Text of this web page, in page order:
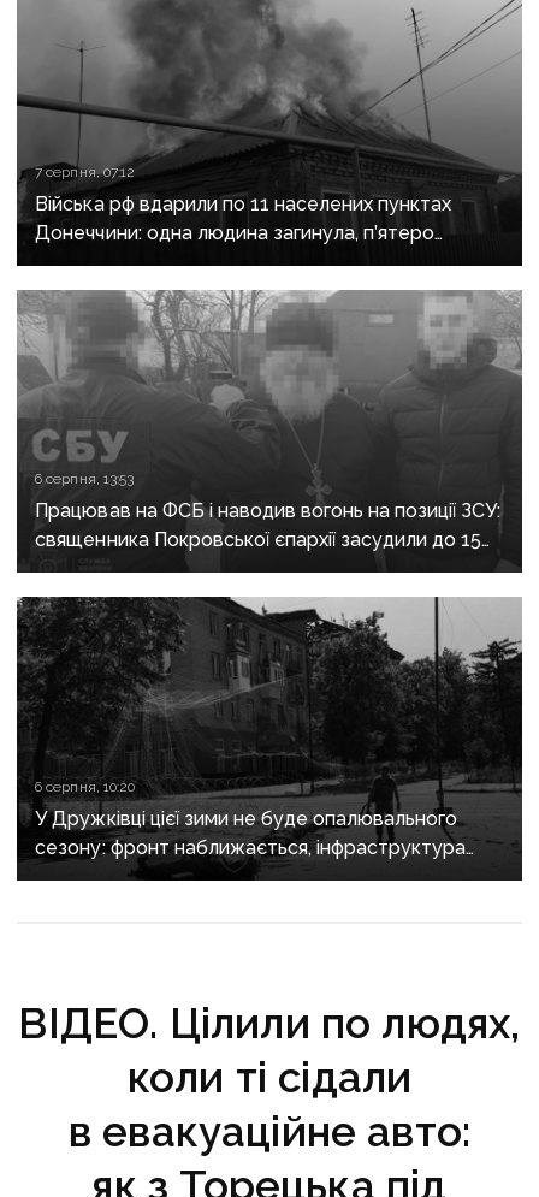
7 серпня, 07:12
Війська рф вдарили по 11 населених пунктах
Донеччини: одна людина загинула, п’ятеро
поранені
6 серпня, 13:53
Працював на ФСБ і наводив вогонь на позиції ЗСУ:
священника Покровської єпархії засудили до 15
років
6 серпня, 10:20
У Дружківці цієї зими не буде опалювального
сезону: фронт наближається, інфраструктура
критично зруйнована
ВІДЕО. Цілили по людях,
коли ті сідали
в евакуаційне авто:
як з Торецька під